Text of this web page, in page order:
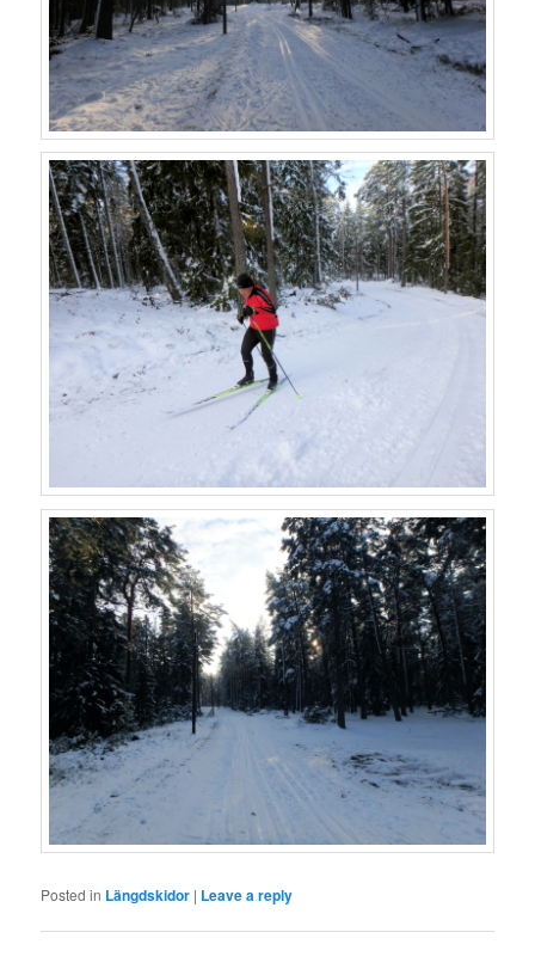
Posted in Längdskidor | Leave a reply